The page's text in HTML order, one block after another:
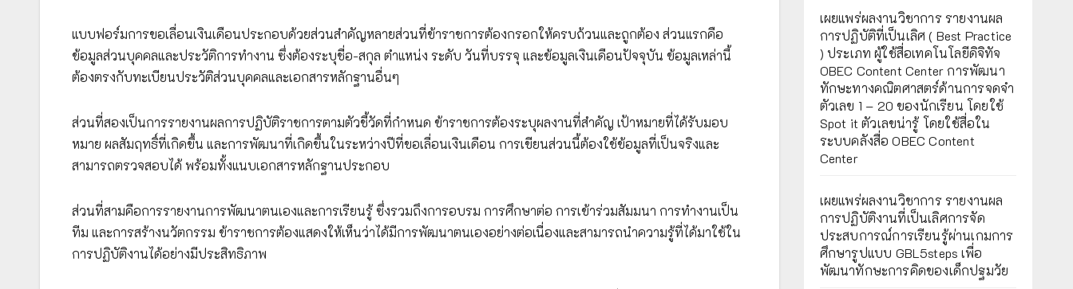
แบบฟอร์มการขอเลื่อนเงินเดือนประกอบด้วยส่วนสำคัญหลายส่วนที่ข้าราชการต้องกรอกให้ครบถ้วนและถูกต้อง ส่วนแรกคือ
ข้อมูลส่วนบุคคลและประวัติการทำงาน ซึ่งต้องระบุชื่อ-สกุล ตำแหน่ง ระดับ วันที่บรรจุ และข้อมูลเงินเดือนปัจจุบัน ข้อมูลเหล่านี้
ต้องตรงกับทะเบียนประวัติส่วนบุคคลและเอกสารหลักฐานอื่นๆ
ส่วนที่สองเป็นการรายงานผลการปฏิบัติราชการตามตัวชี้วัดที่กำหนด ข้าราชการต้องระบุผลงานที่สำคัญ เป้าหมายที่ได้รับมอบ
หมาย ผลสัมฤทธิ์ที่เกิดขึ้น และการพัฒนาที่เกิดขึ้นในระหว่างปีที่ขอเลื่อนเงินเดือน การเขียนส่วนนี้ต้องใช้ข้อมูลที่เป็นจริงและ
สามารถตรวจสอบได้ พร้อมทั้งแนบเอกสารหลักฐานประกอบ
ส่วนที่สามคือการรายงานการพัฒนาตนเองและการเรียนรู้ ซึ่งรวมถึงการอบรม การศึกษาต่อ การเข้าร่วมสัมมนา การทำงานเป็น
ทีม และการสร้างนวัตกรรม ข้าราชการต้องแสดงให้เห็นว่าได้มีการพัฒนาตนเองอย่างต่อเนื่องและสามารถนำความรู้ที่ได้มาใช้ใน
การปฏิบัติงานได้อย่างมีประสิทธิภาพ
เผยแพร่ผลงานวิชาการ รายงานผล
การปฏิบัติที่เป็นเลิศ ( Best Practice
) ประเภท ผู้ใช้สื่อเทคโนโลยีดิจิทัจ
OBEC Content Center การพัฒนา
ทักษะทางคณิตศาสตร์ด้านการจดจำ
ตัวเลข 1 – 20 ของนักเรียน โดยใช้
Spot it ตัวเลขน่ารู้ โดยใช้สื่อใน
ระบบคลังสื่อ OBEC Content
Center
เผยแพร่ผลงานวิชาการ รายงานผล
การปฏิบัติงานที่เป็นเลิศการจัด
ประสบการณ์การเรียนรู้ผ่านเกมการ
ศึกษารูปแบบ GBL5steps เพื่อ
พัฒนาทักษะการคิดของเด็กปฐมวัย